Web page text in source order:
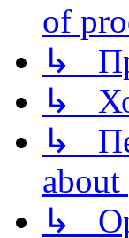
of
↳
↳
↳
about
↳